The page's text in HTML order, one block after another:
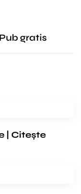
gratis
| Citește